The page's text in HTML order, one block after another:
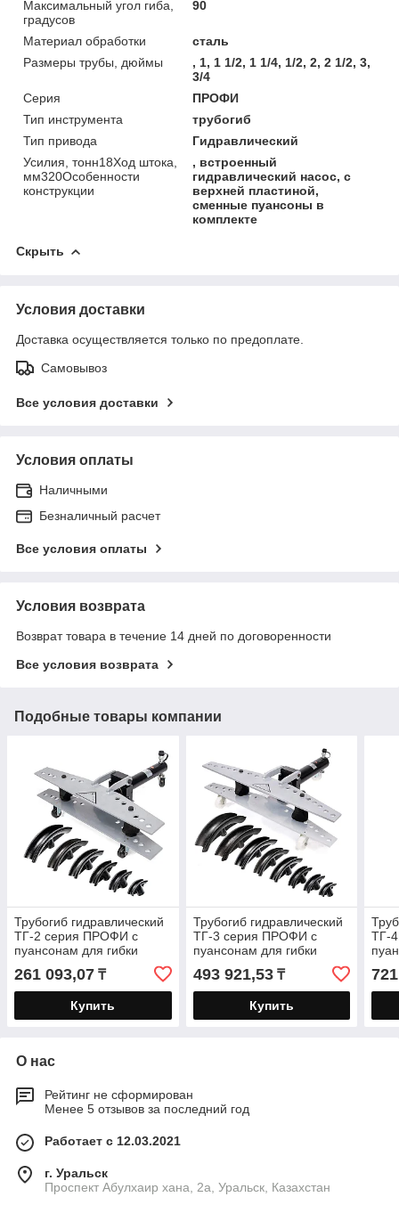
Максимальный угол гиба,
градусов
90
Материал обработки
сталь
Размеры трубы, дюймы
, 1, 1 1/2, 1 1/4, 1/2, 2, 2 1/2, 3,
3/4
Серия
ПРОФИ
Тип инструмента
трубогиб
Тип привода
Гидравлический
Усилия, тонн18Ход штока,
мм320Особенности
конструкции
, встроенный
гидравлический насос, с
верхней пластиной,
сменные пуансоны в
комплекте
Скрыть
Условия доставки
Доставка осуществляется только по предоплате.
Самовывоз
Все условия доставки
Условия оплаты
Наличными
Безналичный расчет
Все условия оплаты
Условия возврата
Возврат товара в течение 14 дней по договоренности
Все условия возврата
Подобные товары компании
Трубогиб гидравлический
ТГ-2 серия ПРОФИ с
пуансонам для гибки
дюймовых стальных
толстостенных труб
261 093,07 ₸
Купить
Трубогиб гидравлический
ТГ-3 серия ПРОФИ с
пуансонам для гибки
дюймовых стальных
толстостенных труб
493 921,53₸
Купить
ТГ-
О нас
Рейтинг не сформирован
Менее 5 отзывов за последний год
Работает с 12.03.2021
г. Уральск
Проспект Абулхаир хана, 2а, Уральск, Казахстан